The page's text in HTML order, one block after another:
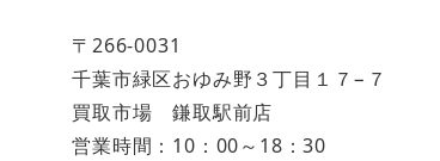
〒266-0031
千葉市緑区おゆみ野３丁目１７−７
買取市場 鎌取駅前店
営業時間：10：00～18：30